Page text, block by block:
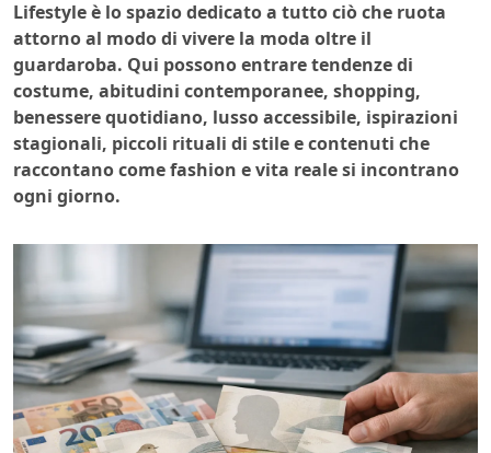
Lifestyle è lo spazio dedicato a tutto ciò che ruota
attorno al modo di vivere la moda oltre il
guardaroba. Qui possono entrare tendenze di
costume, abitudini contemporanee, shopping,
benessere quotidiano, lusso accessibile, ispirazioni
stagionali, piccoli rituali di stile e contenuti che
raccontano come fashion e vita reale si incontrano
ogni giorno.